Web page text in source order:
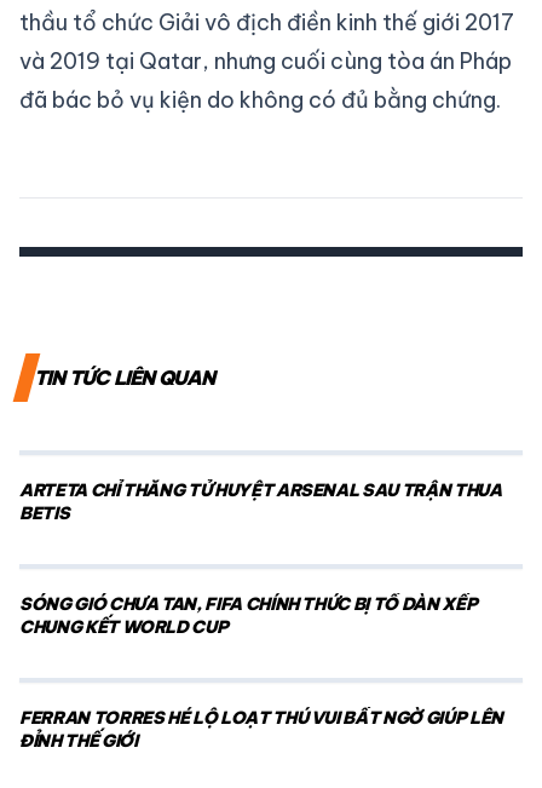
thầu tổ chức Giải vô địch điền kinh thế giới 2017
và 2019 tại Qatar, nhưng cuối cùng tòa án Pháp
đã bác bỏ vụ kiện do không có đủ bằng chứng.
TIN TỨC LIÊN QUAN
ARTETA CHỈ THẲNG TỬ HUYỆT ARSENAL SAU TRẬN THUA
BETIS
SÓNG GIÓ CHƯA TAN, FIFA CHÍNH THỨC BỊ TỐ DÀN XẾP
CHUNG KẾT WORLD CUP
FERRAN TORRES HÉ LỘ LOẠT THÚ VUI BẤT NGỜ GIÚP LÊN
ĐỈNH THẾ GIỚI